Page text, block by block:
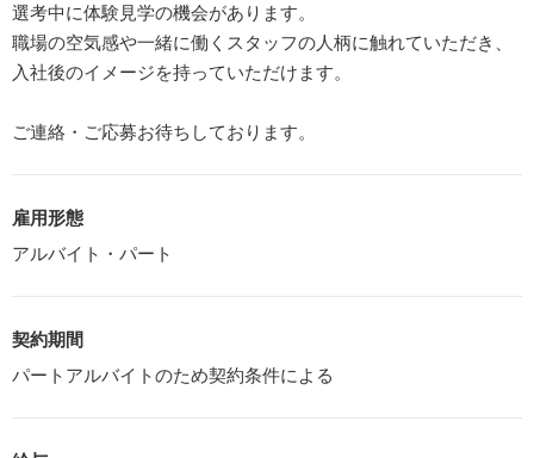
選考中に体験見学の機会があります。
職場の空気感や一緒に働くスタッフの人柄に触れていただき、
入社後のイメージを持っていただけます。
ご連絡・ご応募お待ちしております。
雇用形態
アルバイト・パート
契約期間
パートアルバイトのため契約条件による